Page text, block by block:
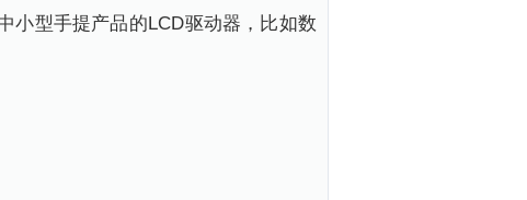
小型手提产品的LCD驱动器，比如数